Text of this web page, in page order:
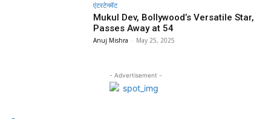
एंटरटेनमेंट
Mukul Dev, Bollywood’s Versatile Star,
Passes Away at 54
Anuj Mishra - May 25, 2025
- Advertisement -